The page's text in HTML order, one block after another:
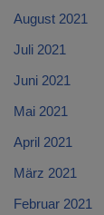
August 2021
Juli 2021
Juni 2021
Mai 2021
April 2021
März 2021
Februar 2021